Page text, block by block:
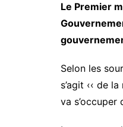
Le Premier
Selon les
s’agit ‹‹ de
va s’occuper